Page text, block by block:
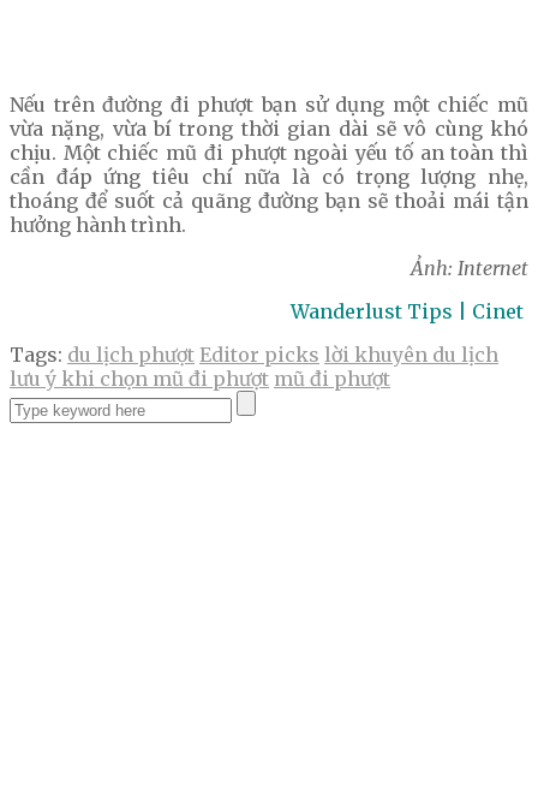
Nếu trên đường đi phượt bạn sử dụng một chiếc mũ
vừa nặng, vừa bí trong thời gian dài sẽ vô cùng khó
chịu. Một chiếc mũ đi phượt ngoài yếu tố an toàn thì
cần đáp ứng tiêu chí nữa là có trọng lượng nhẹ,
thoáng để suốt cả quãng đường bạn sẽ thoải mái tận
hưởng hành trình.
Ảnh: Internet
Wanderlust Tips | Cinet
Tags: du lịch phượt Editor picks lời khuyên du lịch
lưu ý khi chọn mũ đi phượt mũ đi phượt